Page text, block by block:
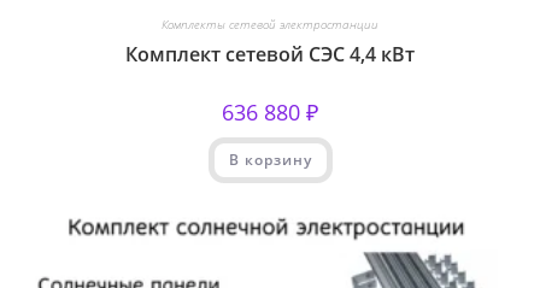
Комплекты сетевой электростанции
Комплект сетевой СЭС 4,4 кВт
636 880 ₽
В корзину